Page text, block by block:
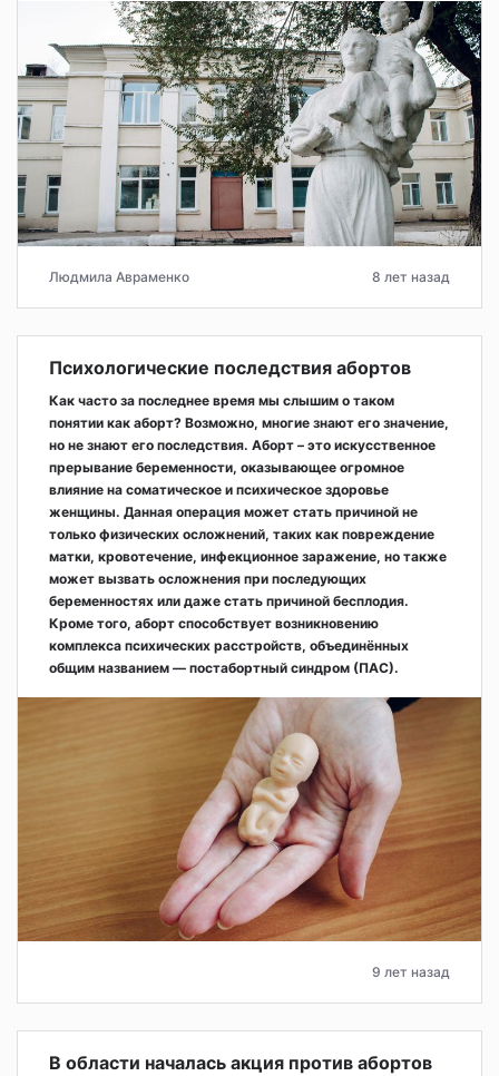
Людмила Авраменко 8 лет назад
Психологические последствия абортов
Как часто за последнее время мы слышим о таком
понятии как аборт? Возможно, многие знают его значение,
но не знают его последствия. Аборт – это искусственное
прерывание беременности, оказывающее огромное
влияние на соматическое и психическое здоровье
женщины. Данная операция может стать причиной не
только физических осложнений, таких как повреждение
матки, кровотечение, инфекционное заражение, но также
может вызвать осложнения при последующих
беременностях или даже стать причиной бесплодия.
Кроме того, аборт способствует возникновению
комплекса психических расстройств, объединённых
общим названием — постабортный синдром (ПАС).
9 лет назад
В области началась акция против абортов